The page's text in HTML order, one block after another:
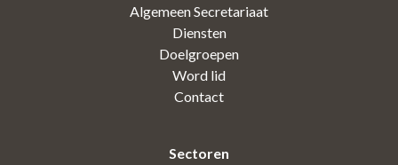
Algemeen Secretariaat
Diensten
Doelgroepen
Word lid
Contact
Sectoren